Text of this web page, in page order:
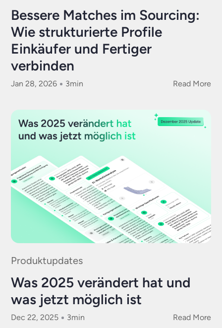
Bessere Matches im Sourcing:
Wie strukturierte Profile
Einkäufer und Fertiger
verbinden
Jan 28, 2026 3min Read More
Produktupdates
Was 2025 verändert hat und
was jetzt möglich ist
Dec 22, 2025 3min Read More